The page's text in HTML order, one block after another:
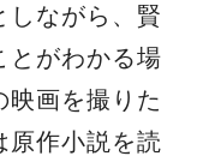
しながら、賢
とがわかる場
映画を撮りた
原作小説を読